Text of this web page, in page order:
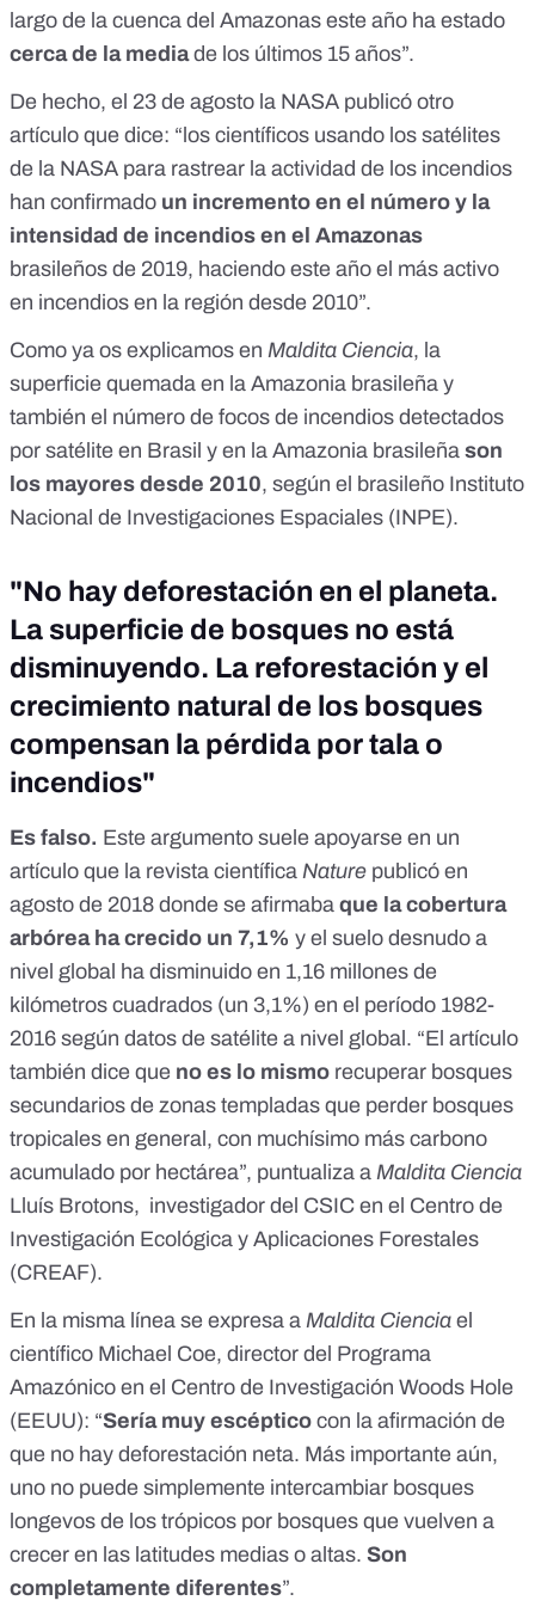
largo de la cuenca del Amazonas este año ha estado
cerca de la mediade los últimos 15 años”.
De hecho, el 23 de agosto la NASA publicó otro
artículo que dice: “los científicos usando los satélites
de la NASA para rastrear la actividad de los incendios
han confirmado un incremento en el número y la
intensidad de incendios en el Amazonas
brasileños de 2019, haciendo este año el más activo
en incendios en la región desde 2010”.
Como ya os explicamos en Maldita Ciencia, la
superficie quemada en la Amazonia brasileña y
también el número de focos de incendios detectados
por satélite en Brasil y en la Amazonia brasileña son
los mayores desde 2010, según el brasileño Instituto
Nacional de Investigaciones Espaciales (INPE).
"No hay deforestación en el planeta.
La superficie de bosques no está
disminuyendo. La reforestación y el
crecimiento natural de los bosques
compensan la pérdida por tala o
incendios"
Es falso. Este argumento suele apoyarse en un
artículo que la revista científica Nature publicó en
agosto de 2018 donde se afirmaba que la cobertura
arbórea ha crecido un 7,1% y el suelo desnudo a
nivel global ha disminuido en 1,16 millones de
kilómetros cuadrados (un 3,1%) en el período 1982-
2016 según datos de satélite a nivel global. “El artículo
también dice que no es lo mismo recuperar bosques
secundarios de zonas templadas que perder bosques
tropicales en general, con muchísimo más carbono
acumulado por hectárea”, puntualiza a Maldita Ciencia
Lluís Brotons, investigador del CSIC en el Centro de
Investigación Ecológica y Aplicaciones Forestales
(CREAF).
En la misma línea se expresa a Maldita Ciencia el
científico Michael Coe, director del Programa
Amazónico en el Centro de Investigación Woods Hole
(EEUU): “Sería muy escéptico con la afirmación de
que no hay deforestación neta. Más importante aún,
uno no puede simplemente intercambiar bosques
longevos de los trópicos por bosques que vuelven a
crecer en las latitudes medias o altas. Son
completamente diferentes”.